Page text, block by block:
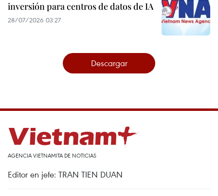
inversión para centros de datos de IA
28/07/2026 03:27
Descargar
AGENCIA VIETNAMITA DE NOTICIAS
Editor en jefe: TRAN TIEN DUAN